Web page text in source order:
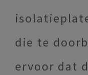
die te
ervoor dat